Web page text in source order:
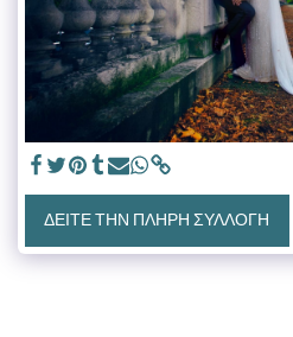
ΔΕΊΤΕ ΤΗΝ ΠΛΉΡΗ ΣΥΛΛΟΓΉ